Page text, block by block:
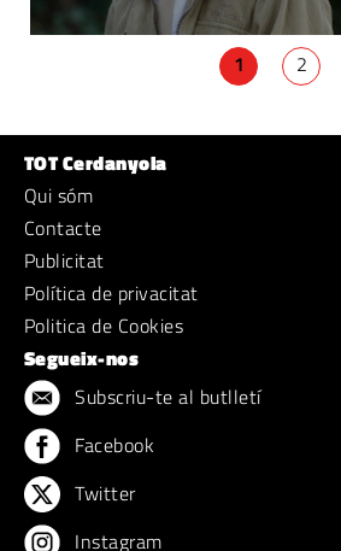
1 2
TOT Cerdanyola
Qui sóm
Contacte
Publicitat
Política de privacitat
Politica de Cookies
Segueix-nos
Subscriu-te al butlletí
Facebook
Twitter
Instagram